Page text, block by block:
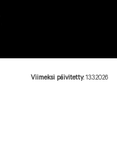
Viimeksi päivitetty:13.3.2026